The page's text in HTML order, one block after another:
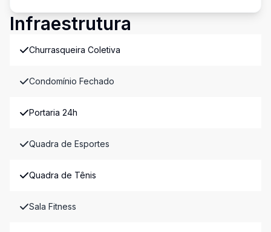
Infraestrutura
Churrasqueira Coletiva
Condomínio Fechado
Portaria 24h
Quadra de Esportes
Quadra de Tênis
Sala Fitness